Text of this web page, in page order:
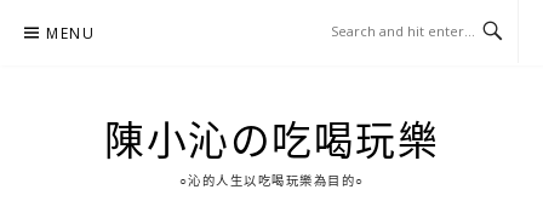
MENU
陳小沁の吃喝玩樂
○沁的人生以吃喝玩樂為目的○